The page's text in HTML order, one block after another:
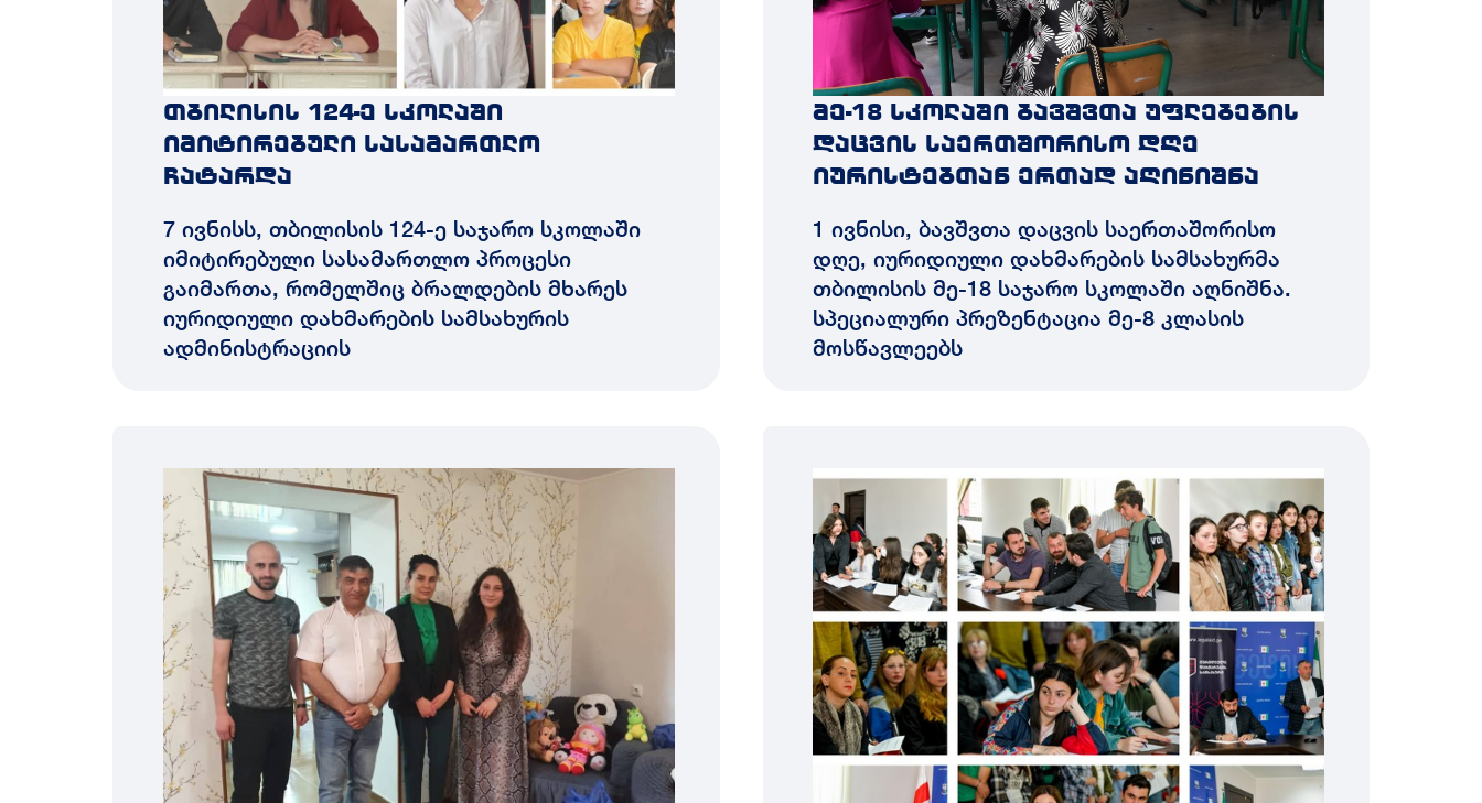
თბილისის 124-ე სკოლაში
იმიტირებული სასამართლო
ჩატარდა
7 ივნისს, თბილისის 124-ე საჯარო სკოლაში
იმიტირებული სასამართლო პროცესი
გაიმართა, რომელშიც ბრალდების მხარეს
იურიდიული დახმარების სამსახურის
ადმინისტრაციის
მე-18 სკოლაში ბავშვთა უფლებების
დაცვის საერთშორისო დღე
იურისტებთან ერთად აღინიშნა
1 ივნისი, ბავშვთა დაცვის საერთაშორისო
დღე, იურიდიული დახმარების სამსახურმა
თბილისის მე-18 საჯარო სკოლაში აღნიშნა.
სპეციალური პრეზენტაცია მე-8 კლასის
მოსწავლეებს